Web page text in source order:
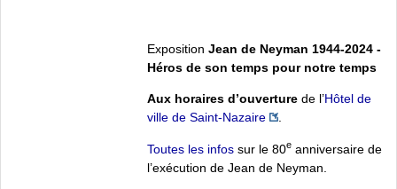
Exposition Jean de Neyman 1944-2024 -
Héros de son temps pour notre temps
Aux horaires d’ouverture de l’Hôtel de
ville de Saint-Nazaire
.
Toutes les infos sur le 80e anniversaire de
l’exécution de Jean de Neyman.